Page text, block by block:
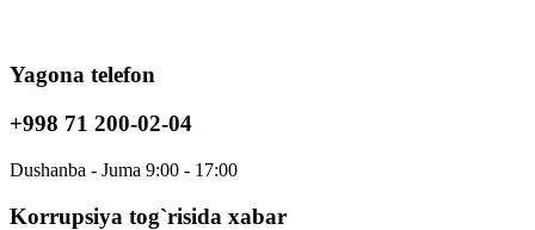
Yagona telefon
+998 71 200-02-04
Dushanba - Juma 9:00 - 17:00
Korrupsiya tog`risida xabar